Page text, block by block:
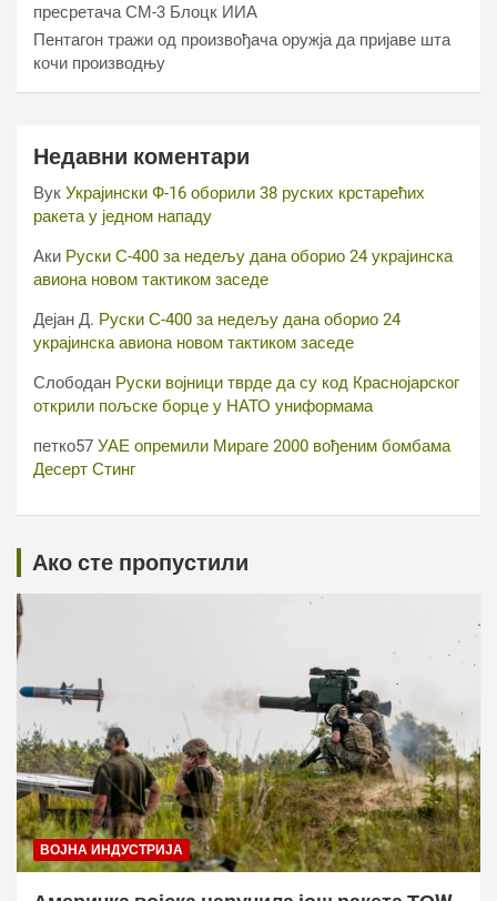
пресретача СМ-3 Блоцк ИИА
Пентагон тражи од произвођача оружја да пријаве шта
кочи производњу
Недавни коментари
Вук Украјински Ф-16 оборили 38 руских крстарећих
ракета у једном нападу
Аки Руски С-400 за недељу дана оборио 24 украјинска
авиона новом тактиком заседе
Дејан Д. Руски С-400 за недељу дана оборио 24
украјинска авиона новом тактиком заседе
Слободан Руски војници тврде да су код Краснојарског
открили пољске борце у НАТО униформама
петко57 УАЕ опремили Мираге 2000 вођеним бомбама
Десерт Стинг
Ако сте пропустили
ВОЈНА ИНДУСТРИЈА